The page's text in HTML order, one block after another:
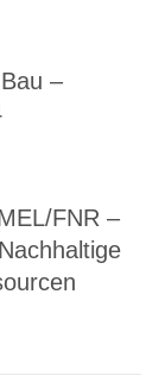
–
FNR –